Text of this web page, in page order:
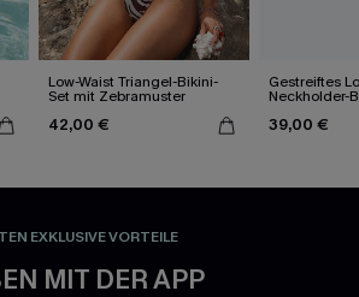
Low-Waist Triangel-Bikini-
Set mit Zebramuster
42,00 €
Gestreiftes
Neckholder-
39,00 €
EXKLUSIVE VORTEILE
MIT DER APP